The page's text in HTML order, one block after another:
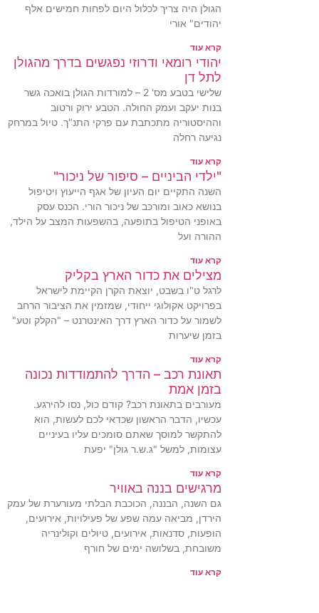
הגולן היה צריך לכלול היום לפחות חמישים אלף
יהודים" אורי
קרא עוד
יהודי רומאי ודרוזי נפגשים בדרך מהגולן
לתל דן
שלישי בטבע מס' 2 – למורדות הגולן בואכה גשר
בנות יעקב ועמק החולה. הטבע ירוק ורטוב
וההיסטוריה מתכתבת עם פרקי התנ"ך. טיול במרחק
נגיעה רחלה
קרא עוד
"ילדי הביניים – סיפור של ניכור"
השנה התקיים יום העיון של אגף הייעוץ ויטיפול
בנושא כאוב ומורכב של ניכור הורי. הכנס עסק
באופני הטיפול בתופעה, בהשפעות המצב על הילד,
ההורה ועל
קרא עוד
מצילים את כדור הארץ בקליק
לרגל ט"ו בשבט, יוצאת הקרן הקיימת לישראל
בפרויקט אקולוגי ייחודי, שמזמין את הציבור הרחב
לשמור על כדור הארץ דרך האינטרנט – "הקלק וטע"
בזמן שיערות
קרא עוד
תאונת רכב – הדרך להתמודדות נכונה
בזמן אמת
מעורבים בתאונת רכב? קודם כול, נסו להירגע.
עכשיו, הדבר הראשון שכדאי לכם לעשות, הוא
להתקשר למוסך שאתם סומכים עליו בעיניים
עצומות, למשל "ג.ש.ר גולן" יפעת
קרא עוד
מרגישים בננה באוויר
גם השנה, הבננה, הכוכבת הבלתי מעורערת של עמק
הירדן, מביאה עמה שפע של פעילויות, אירועים,
הופעות, סדנאות, אירועים, טיולים וקולינריה
משובחת, בשלושה ימים של חורף
קרא עוד